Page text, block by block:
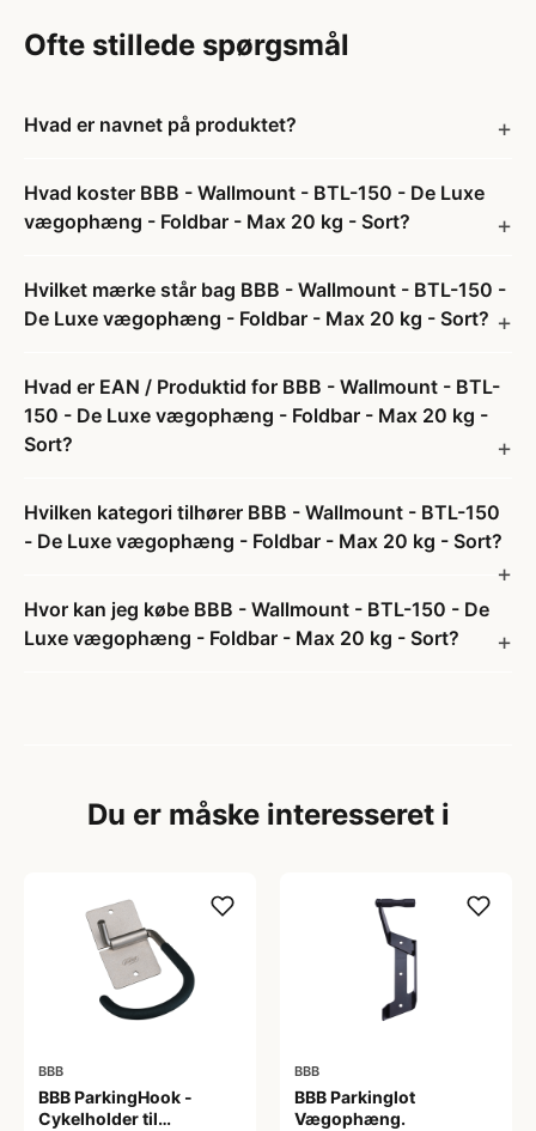
Ofte stillede spørgsmål
Hvad er navnet på produktet?
Hvad koster BBB - Wallmount - BTL-150 - De Luxe
vægophæng - Foldbar - Max 20 kg - Sort?
Hvilket mærke står bag BBB - Wallmount - BTL-150 -
De Luxe vægophæng - Foldbar - Max 20 kg - Sort?
Hvad er EAN / Produktid for BBB - Wallmount - BTL-
150 - De Luxe vægophæng - Foldbar - Max 20 kg -
Sort?
Hvilken kategori tilhører BBB - Wallmount - BTL-150
- De Luxe vægophæng - Foldbar - Max 20 kg - Sort?
Hvor kan jeg købe BBB - Wallmount - BTL-150 - De
Luxe vægophæng - Foldbar - Max 20 kg - Sort?
Du er måske interesseret i
BBB
BBB ParkingHook -
Cykelholder til
BBB
BBB Parkinglot
Vægophæng.